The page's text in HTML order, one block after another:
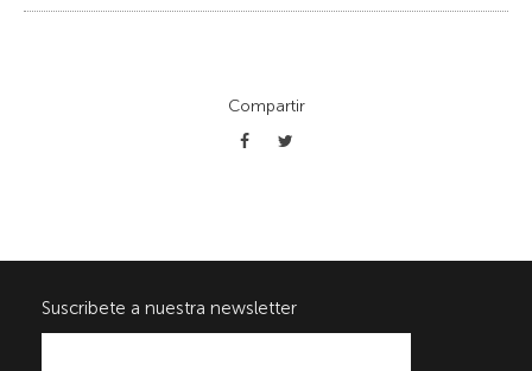
Compartir
Suscribete a nuestra newsletter